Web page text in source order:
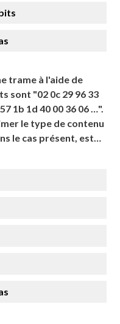
trame à l'aide de
sont "02 0c 29 96 33
1b 1d 40 00 36 06 …".
le type de contenu
le cas présent, est…